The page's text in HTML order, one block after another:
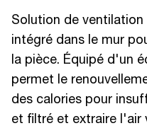
Solution de
intégré dans le mur
la pièce. Équipé d'un
permet le
des calories pour
et filtré et extraire l'air